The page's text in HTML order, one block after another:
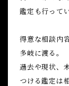
鑑定も行ってい
得意な相談内
多岐に渡る。
過去や現状、
つける鑑定は